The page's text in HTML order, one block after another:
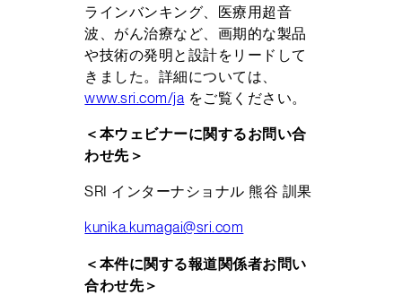
ラインバンキング、医療用超音
波、がん治療など、画期的な製品
や技術の発明と設計をリードして
きました。詳細については、
www.sri.com/ja をご覧ください。
＜本ウェビナーに関するお問い合
わせ先＞
SRI インターナショナル 熊谷 訓果
kunika.kumagai@sri.com
＜本件に関する報道関係者お問い
合わせ先＞